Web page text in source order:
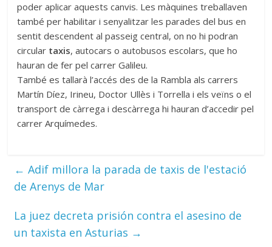
poder aplicar aquests canvis. Les màquines treballaven
també per habilitar i senyalitzar les parades del bus en
sentit descendent al passeig central, on no hi podran
circular taxis, autocars o autobusos escolars, que ho
hauran de fer pel carrer Galileu.
També es tallarà l’accés des de la Rambla als carrers
Martín Díez, Irineu, Doctor Ullès i Torrella i els veïns o el
transport de càrrega i descàrrega hi hauran d’accedir pel
carrer Arquímedes.
← Adif millora la parada de taxis de l'estació
de Arenys de Mar
La juez decreta prisión contra el asesino de
un taxista en Asturias →